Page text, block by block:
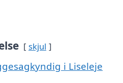
skjul
i Liseleje